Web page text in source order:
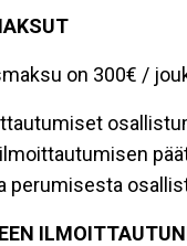
on 300€ /
perumisesta